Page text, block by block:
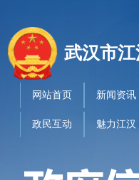
武汉市
网站首页 新闻资讯
政民互动 魅力江汉